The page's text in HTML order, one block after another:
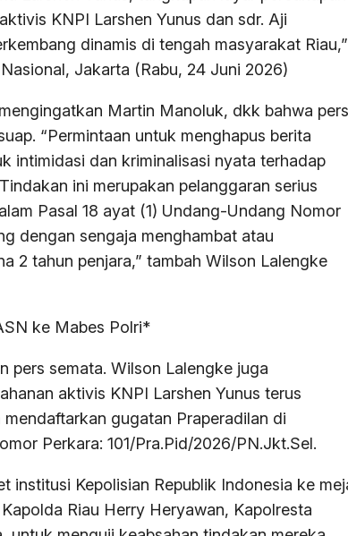
KNPI Larshen Yunus dan sdr. Aji
dinamis di tengah masyarakat Riau,”
Jakarta (Rabu, 24 Juni 2026)
Martin Manoluk, dkk bahwa pers
“Permintaan untuk menghapus berita
intimidasi dan kriminalisasi nyata terhadap
ini merupakan pelanggaran serius
Pasal 18 ayat (1) Undang-Undang Nomor
dengan sengaja menghambat atau
2 tahun penjara,” tambah Wilson Lalengke
ke Mabes Polri*
pers semata. Wilson Lalengke juga
aktivis KNPI Larshen Yunus terus
gugatan Praperadilan di
Perkara: 101/Pra.Pid/2026/PN.Jkt.Sel.
institusi Kepolisian Republik Indonesia ke
Riau Herry Heryawan, Kapolresta